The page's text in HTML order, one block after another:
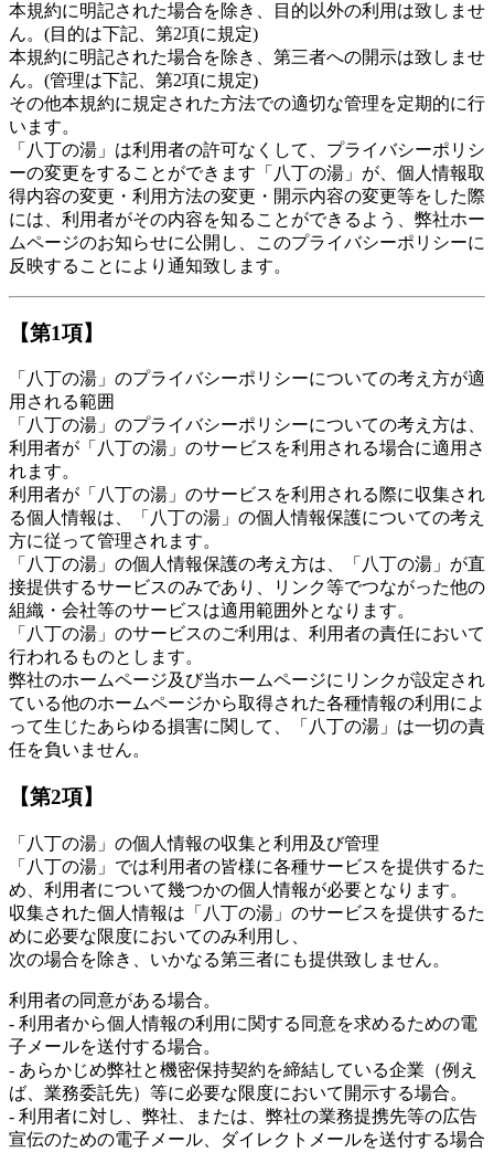
本規約に明記された場合を除き、目的以外の利用は致しませ
ん。(目的は下記、第2項に規定)
本規約に明記された場合を除き、第三者への開示は致しませ
ん。(管理は下記、第2項に規定)
その他本規約に規定された方法での適切な管理を定期的に行
います。
「八丁の湯」は利用者の許可なくして、プライバシーポリシ
ーの変更をすることができます「八丁の湯」が、個人情報取
得内容の変更・利用方法の変更・開示内容の変更等をした際
には、利用者がその内容を知ることができるよう、弊社ホー
ムページのお知らせに公開し、このプライバシーポリシーに
反映することにより通知致します。
【第1項】
「八丁の湯」のプライバシーポリシーについての考え方が適
用される範囲
「八丁の湯」のプライバシーポリシーについての考え方は、
利用者が「八丁の湯」のサービスを利用される場合に適用さ
れます。
利用者が「八丁の湯」のサービスを利用される際に収集され
る個人情報は、「八丁の湯」の個人情報保護についての考え
方に従って管理されます。
「八丁の湯」の個人情報保護の考え方は、「八丁の湯」が直
接提供するサービスのみであり、リンク等でつながった他の
組織・会社等のサービスは適用範囲外となります。
「八丁の湯」のサービスのご利用は、利用者の責任において
行われるものとします。
弊社のホームページ及び当ホームページにリンクが設定され
ている他のホームページから取得された各種情報の利用によ
って生じたあらゆる損害に関して、「八丁の湯」は一切の責
任を負いません。
【第2項】
「八丁の湯」の個人情報の収集と利用及び管理
「八丁の湯」では利用者の皆様に各種サービスを提供するた
め、利用者について幾つかの個人情報が必要となります。
収集された個人情報は「八丁の湯」のサービスを提供するた
めに必要な限度においてのみ利用し、
次の場合を除き、いかなる第三者にも提供致しません。
利用者の同意がある場合。
- 利用者から個人情報の利用に関する同意を求めるための電
子メールを送付する場合。
- あらかじめ弊社と機密保持契約を締結している企業（例え
ば、業務委託先）等に必要な限度において開示する場合。
- 利用者に対し、弊社、または、弊社の業務提携先等の広告
宣伝のための電子メール、ダイレクトメールを送付する場合